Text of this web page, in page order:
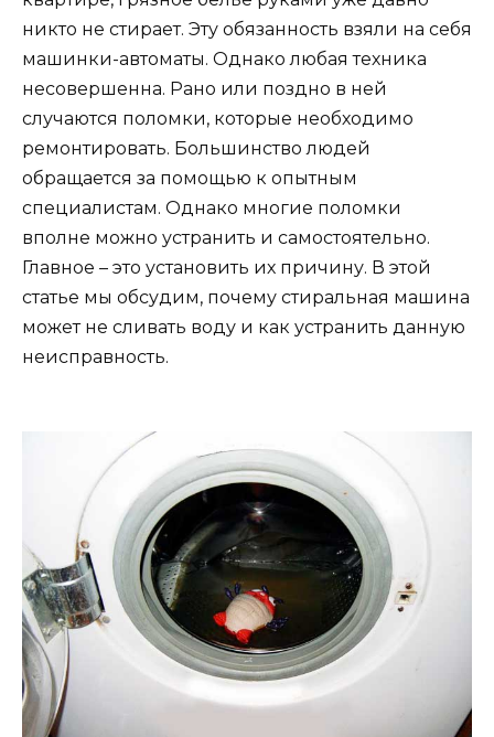
никто не стирает. Эту обязанность взяли на себя
машинки-автоматы. Однако любая техника
несовершенна. Рано или поздно в ней
случаются поломки, которые необходимо
ремонтировать. Большинство людей
обращается за помощью к опытным
специалистам. Однако многие поломки
вполне можно устранить и самостоятельно.
Главное – это установить их причину. В этой
статье мы обсудим, почему стиральная машина
может не сливать воду и как устранить данную
неисправность.